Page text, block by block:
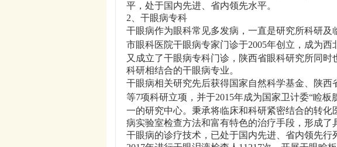
平，处于国内先进、省内领先水平。
2、干眼病专科
干眼病作为眼科常见多发病，一直是研究所科研
市眼科医院干眼病专家门诊于2005年创立，成为西
又成立了干眼病专科门诊，陕西省眼科研究所同
科研相结合的干眼病专业。
干眼病相关研究先后获得国家自然科学基金、陕
等7项科研立项，并于2015年成为国家卫计委“睑
一的研究中心。秉承将临床和科研紧密结合的转
病实验室检查方法和富有特色的治疗手段，形成
干眼病的诊疗技术，已处于国内先进、省内领先行